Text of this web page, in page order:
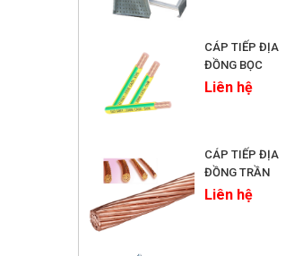
CÁP TIẾP ĐỊA
ĐỒNG BỌC
Liên hệ
CÁP TIẾP ĐỊA
ĐỒNG TRẦN
Liên hệ